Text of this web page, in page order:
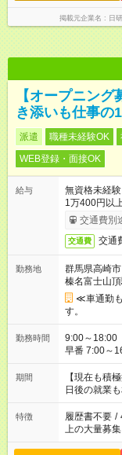
掲載元企業名 日
【オープニン
き添いも仕事の
派遣 職種未経験OK
WEB登録・面接OK
給与
無資格未経
1万400円以
交通費別
交通費 交通
勤務地
群馬県高崎市
榛名富士山
≪車通勤
す。
勤務時間
9:00～18:00（休憩60分） ■ご
早番 7:00～16:00 遅
い」 「余裕
たくない」 な
の方へ 今ご
の勤務時間
期間
【現在も積
日後の就業
特徴 履歴書不要 /
上の大量募集